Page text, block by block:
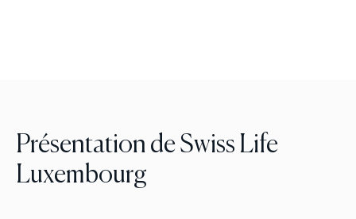
Présentation de Swiss Life
Luxembourg